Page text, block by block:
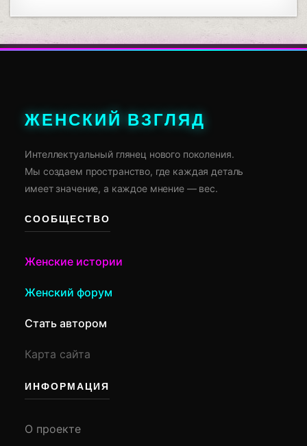
ЖЕНСКИЙ ВЗГЛЯД
Интеллектуальный глянец нового поколения.
Мы создаем пространство, где каждая деталь
имеет значение, а каждое мнение — вес.
СООБЩЕСТВО
Женские истории
Женский форум
Стать автором
Карта сайта
ИНФОРМАЦИЯ
О проекте